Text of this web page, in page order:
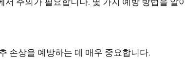
손상을 예방하는 데 매우 중요합니다.